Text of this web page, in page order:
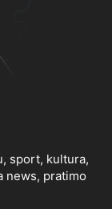
sport, kultura,
news, pratimo